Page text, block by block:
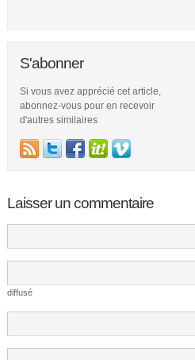
S'abonner
Si vous avez apprécié cet article,
abonnez-vous pour en recevoir
d'autres similaires
Laisser un commentaire
diffusé